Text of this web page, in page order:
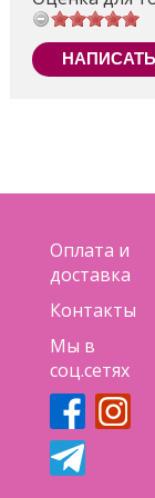
Ремни
безопасности
размеры
Поделиться
Оплата и
доставка
Контакты
Мы в
соц.сетях